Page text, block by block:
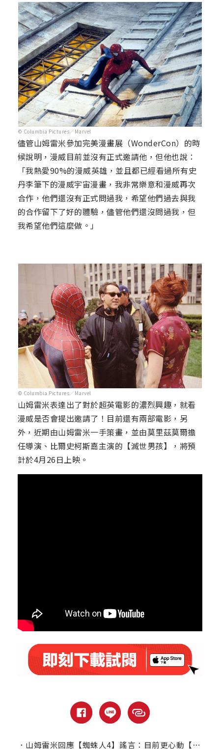
© Columbia Pictures／Marvel
儘管山姆雷米參加完美漫畫展（WonderCon）的時
候說明，漫威目前並沒有正式邀請他，但他也說：
「我熱愛90%的漫威英雄，並且都已經看過所有史
丹李筆下的漫威宇宙漫畫，我非常樂意和漫威再次
合作，他們還沒有正式問過我，希望他們過去與我
的合作留下了好的體驗，儘管他們還沒問過我，但
我希望他們這麼做。」
© Columbia Pictures／Marvel
山姆雷米表達出了對於超英電影的濃烈興趣，就看
漫威是否會提出邀請了！目前還有兩部電影，另
外，近期由山姆雷米一手策畫，並由莫里茲莫爾擔
任導演、比爾史柯斯嘉主演的【滅世男孩】，將預
計於4月26日上映。
． 山姆雷米回應【蜘蛛人4】謠言：目前更心動【滅世男孩】！